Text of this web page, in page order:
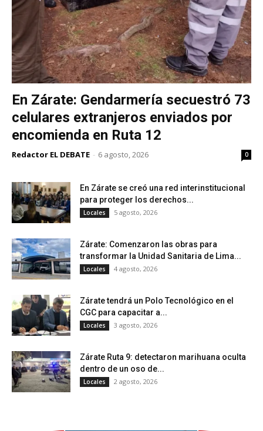
En Zárate: Gendarmería secuestró 73
celulares extranjeros enviados por
encomienda en Ruta 12
Redactor EL DEBATE - 6 agosto, 2026 0
En Zárate se creó una red interinstitucional
para proteger los derechos...
Locales 5 agosto, 2026
Zárate: Comenzaron las obras para
transformar la Unidad Sanitaria de Lima...
Locales 4 agosto, 2026
Zárate tendrá un Polo Tecnológico en el
CGC para capacitar a...
Locales 3 agosto, 2026
Zárate Ruta 9: detectaron marihuana oculta
dentro de un oso de...
Locales 2 agosto, 2026